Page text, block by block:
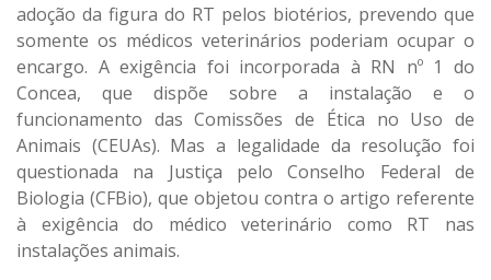
adoção da figura do RT pelos biotérios, prevendo que
somente os médicos veterinários poderiam ocupar o
encargo. A exigência foi incorporada à RN nº 1 do
Concea, que dispõe sobre a instalação e o
funcionamento das Comissões de Ética no Uso de
Animais (CEUAs). Mas a legalidade da resolução foi
questionada na Justiça pelo Conselho Federal de
Biologia (CFBio), que objetou contra o artigo referente
à exigência do médico veterinário como RT nas
instalações animais.